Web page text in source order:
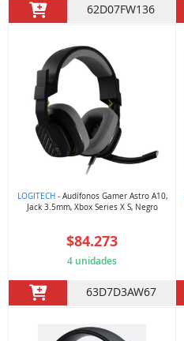
62D07FW136
LOGITECH - Audífonos Gamer Astro A10,
Jack 3.5mm, Xbox Series X S, Negro
$84.273
4 unidades
63D7D3AW67